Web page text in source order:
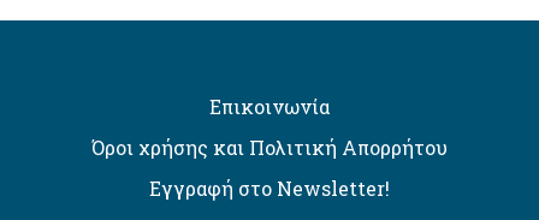
Επικοινωνία
Όροι χρήσης και Πολιτική Απορρήτου
Εγγραφή στο Newsletter!